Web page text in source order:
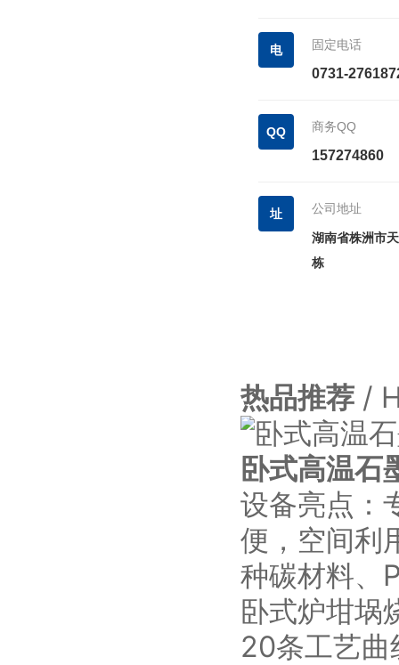
电 固定电话
0731-
QQ 商务QQ
157274860
址 公司地址
湖南省株洲市
栋
热品推荐 /
卧式高温石
设备亮点：
便，空间利
种碳材料、
卧式炉坩埚
20条工艺曲